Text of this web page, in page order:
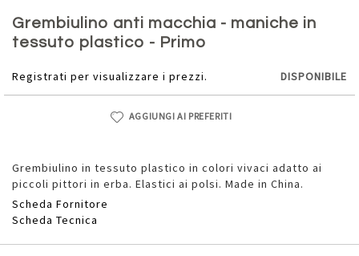
Grembiulino anti macchia - maniche in
tessuto plastico - Primo
Registrati per visualizzare i prezzi. DISPONIBILE
AGGIUNGI AI PREFERITI
Grembiulino in tessuto plastico in colori vivaci adatto ai
piccoli pittori in erba. Elastici ai polsi. Made in China.
Scheda Fornitore
Scheda Tecnica
all'inizio
della
galleria
immagini